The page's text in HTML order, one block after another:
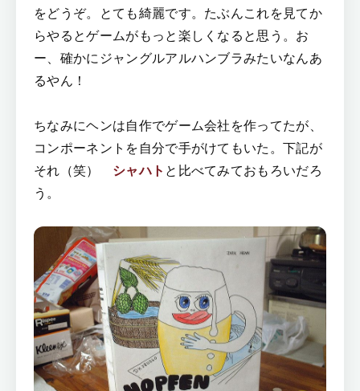
をどうぞ。とても綺麗です。たぶんこれを見てか
らやるとゲームがもっと楽しくなると思う。お
ー、確かにジャングルアルハンブラみたいなんあ
るやん！
ちなみにヘンは自作でゲーム会社を作ってたが、
コンポーネントを自分で手がけてもいた。下記が
それ（笑） シャハト と比べてみておもろいだろ
う。